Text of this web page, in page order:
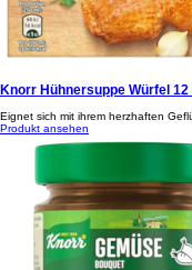
Knorr Hühnersuppe Würfel
Eignet sich mit ihrem herzhaften
Produkt ansehen